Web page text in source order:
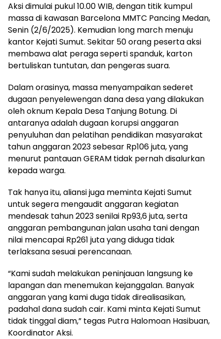
Aksi dimulai pukul 10.00 WIB, dengan titik kumpul
massa di kawasan Barcelona MMTC Pancing Medan,
Senin (2/6/2025). Kemudian long march menuju
kantor Kejati Sumut. Sekitar 50 orang peserta aksi
membawa alat peraga seperti spanduk, karton
bertuliskan tuntutan, dan pengeras suara.
Dalam orasinya, massa menyampaikan sederet
dugaan penyelewengan dana desa yang dilakukan
oleh oknum Kepala Desa Tanjung Botung. Di
antaranya adalah dugaan korupsi anggaran
penyuluhan dan pelatihan pendidikan masyarakat
tahun anggaran 2023 sebesar Rp106 juta, yang
menurut pantauan GERAM tidak pernah disalurkan
kepada warga.
Tak hanya itu, aliansi juga meminta Kejati Sumut
untuk segera mengaudit anggaran kegiatan
mendesak tahun 2023 senilai Rp93,6 juta, serta
anggaran pembangunan jalan usaha tani dengan
nilai mencapai Rp261 juta yang diduga tidak
terlaksana sesuai perencanaan.
“Kami sudah melakukan peninjauan langsung ke
lapangan dan menemukan kejanggalan. Banyak
anggaran yang kami duga tidak direalisasikan,
padahal dana sudah cair. Kami minta Kejati Sumut
tidak tinggal diam,” tegas Putra Halomoan Hasibuan,
Koordinator Aksi.